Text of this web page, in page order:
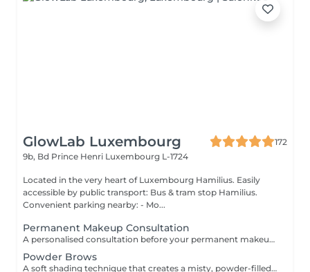
GlowLab Luxembourg
172
9b, Bd Prince Henri Luxembourg L-1724
Located in the very heart of Luxembourg Hamilius. Easily
accessible by public transport: Bus & tram stop Hamilius.
Convenient parking nearby: - Mo...
Permanent Makeup Consultation
A personalised consultation before your permanent makeup procedure, focused on creating a precise and natural result tailored to your features. We assess facial proportions, skin type, and desired outcome, and define the ideal shape and pigment to ensure a refined, balanced look. WHAT IS INCLUDED: - Face analysis and aesthetic assessment - Shape design and correction - Pigment selection - Procedure and healing guidance IMPORTANT: Complimentary consultation. Can be performed on the same day as the procedure.
Powder Brows
A soft shading technique that creates a misty, powder-filled effect, similar to lightly filled-in brows. Enhances shape, adds density, and delivers a clean, well-defined yet natural look. DURATION & MAINTENANCE: - Results last approximately 1-2 years, depending on skin type and lifestyle - A Touch-Up Session is required after 4-6 weeks to refine the shape and colour - Annual refresh is recommended to maintain optimal results BENEFITS: - Soft, natural definition - Fuller-looking brows - Long-lasting result - Low-maintenance routine INDICATIONS: - Sparse or uneven brows - Lack of definition - Desire for a soft makeup effect CONTRAINDICATIONS: - Pregnancy and breastfeeding - Active skin conditions - Open wounds in the area - Blood clotting disorders POST-CARE: - Avoid water and sweating for several days - Do not touch or pick the area - Apply recommended healing products - Avoid sun exposure during healing.